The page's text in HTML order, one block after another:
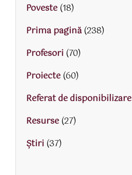
Poveste(18)
Prima pagină(238)
Profesori (70)
Proiecte(60)
Referat de disponibilizare
Resurse(27)
Știri (37)